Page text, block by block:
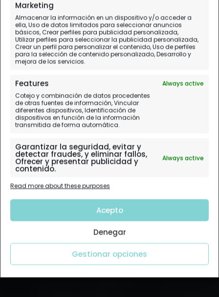
Marketing
Almacenar la información en un dispositivo y/o acceder a
ella, Uso de datos limitados para seleccionar anuncios
básicos, Crear perfiles para publicidad personalizada,
Utilizar perfiles para seleccionar la publicidad personalizada,
Crear un perfil para personalizar el contenido, Uso de perfiles
para la selección de contenido personalizado, Desarrollo y
mejora de los servicios.
Features
Always active
Cotejo y combinación de datos procedentes
de otras fuentes de información, Vincular
diferentes dispositivos, Identificación de
dispositivos en función de la información
transmitida de forma automática.
Garantizar la seguridad, evitar y
detectar fraudes, y eliminar fallos,
Ofrecer y presentar publicidad y
contenido.
Always active
Read more about these purposes
Acepto
Denegar
Gestionar opciones